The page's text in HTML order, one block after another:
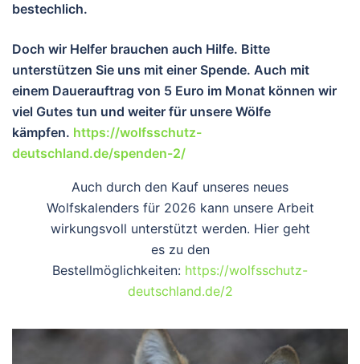
bestechlich.
Doch wir Helfer brauchen auch Hilfe. Bitte
unterstützen Sie uns mit einer Spende. Auch mit
einem Dauerauftrag von 5 Euro im Monat können wir
viel Gutes tun und weiter für unsere Wölfe
kämpfen. https://wolfsschutz-
deutschland.de/spenden-2/
Auch durch den Kauf unseres neues
Wolfskalenders für 2026 kann unsere Arbeit
wirkungsvoll unterstützt werden. Hier geht
es zu den
Bestellmöglichkeiten: https://wolfsschutz-
deutschland.de/2